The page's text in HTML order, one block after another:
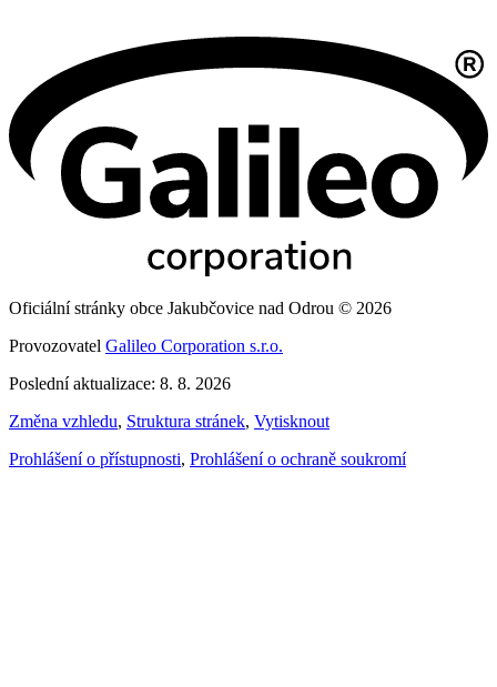
Oficiální stránky obce Jakubčovice nad Odrou © 2026
Provozovatel Galileo Corporation s.r.o.
Poslední aktualizace: 8. 8. 2026
Změna vzhledu, Struktura stránek, Vytisknout
Prohlášení o přístupnosti, Prohlášení o ochraně soukromí